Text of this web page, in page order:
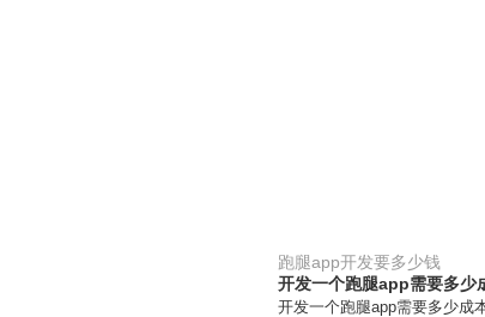
跑腿app开发要多少钱
开发一个跑腿app需要多少
开发一个跑腿app需要多少成